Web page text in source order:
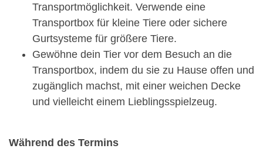
Transportmöglichkeit. Verwende eine
Transportbox für kleine Tiere oder sichere
Gurtsysteme für größere Tiere.
Gewöhne dein Tier vor dem Besuch an die
Transportbox, indem du sie zu Hause offen und
zugänglich machst, mit einer weichen Decke
und vielleicht einem Lieblingsspielzeug.
Während des Termins